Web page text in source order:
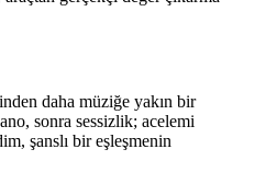
daha müziğe yakın bir
sonra sessizlik; acelemi
şanslı bir eşleşmenin